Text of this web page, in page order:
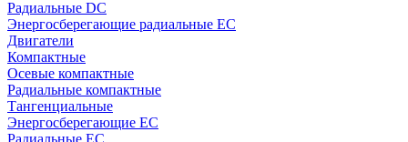
Радиальные DC
Энергосберегающие радиальные EC
Двигатели
Компактные
Осевые компактные
Радиальные компактные
Тангенциальные
Энергосберегающие EC
Радиальные EC